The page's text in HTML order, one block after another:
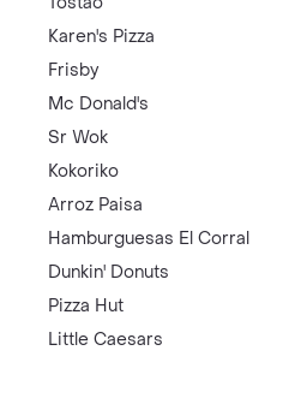
Karen's Pizza
Frisby
Mc Donald's
Sr Wok
Kokoriko
Arroz Paisa
Hamburguesas El Corral
Dunkin' Donuts
Pizza Hut
Little Caesars